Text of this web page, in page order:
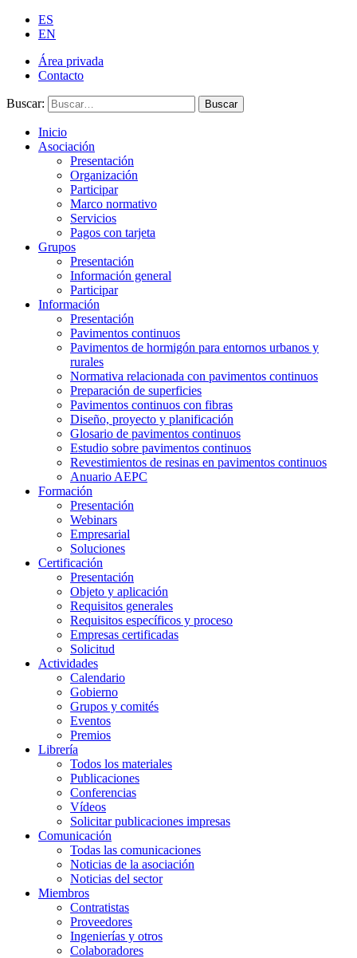
ES
EN
Área privada
Contacto
Buscar: Buscar
Inicio
Asociación
Presentación
Organización
Participar
Marco normativo
Servicios
Pagos con tarjeta
Grupos
Presentación
Información general
Participar
Información
Presentación
Pavimentos continuos
Pavimentos de hormigón para entornos urbanos y
rurales
Normativa relacionada con pavimentos continuos
Preparación de superficies
Pavimentos continuos con fibras
Diseño, proyecto y planificación
Glosario de pavimentos continuos
Estudio sobre pavimentos continuos
Revestimientos de resinas en pavimentos continuos
Anuario AEPC
Formación
Presentación
Webinars
Empresarial
Soluciones
Certificación
Presentación
Objeto y aplicación
Requisitos generales
Requisitos específicos y proceso
Empresas certificadas
Solicitud
Actividades
Calendario
Gobierno
Grupos y comités
Eventos
Premios
Librería
Todos los materiales
Publicaciones
Conferencias
Vídeos
Solicitar publicaciones impresas
Comunicación
Todas las comunicaciones
Noticias de la asociación
Noticias del sector
Miembros
Contratistas
Proveedores
Ingenierías y otros
Colaboradores